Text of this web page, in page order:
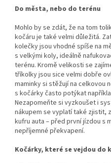
Do města, nebo do terénu
Mohlo by se zdát, že na tom
kočáru je také velmi důležitá.
kolečky jsou vhodné spíše na
s velkými koly, ideálně
terénu. Kromě velikosti se
tříkolky jsou sice velmi dobře
maminky si stěžují na celkovou
s kočárky často potýkat
Nezapomeňte si vyzkoušet i
nákupem se vyplatí také zjistit,
kufru auta – před první jízdou s
nepříjemné překvapení.
Kočárky, které se vejdou do